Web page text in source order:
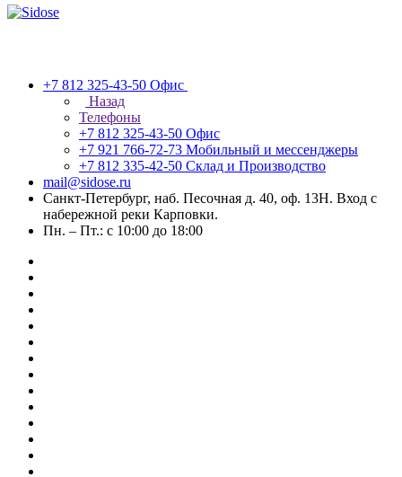
+7 812 325-43-50 Офис
Назад
Телефоны
+7 812 325-43-50 Офис
+7 921 766-72-73 Мобильный и мессенджеры
+7 812 335-42-50 Склад и Производство
mail@sidose.ru
Санкт-Петербург, наб. Песочная д. 40, оф. 13Н. Вход с
набережной реки Карповки.
Пн. – Пт.: с 10:00 до 18:00